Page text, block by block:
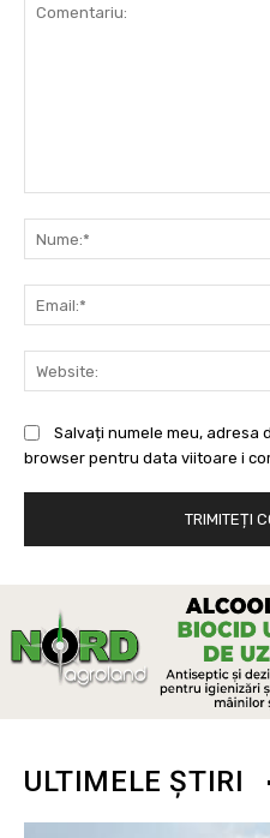
Salvați numele meu, adresa
browser pentru data viitoare i
ULTIMELE ȘTIRI